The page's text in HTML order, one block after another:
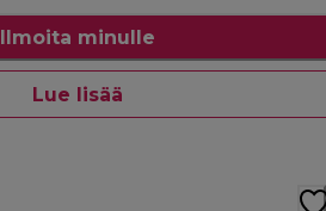
Ilmoita minulle
Lue lisää